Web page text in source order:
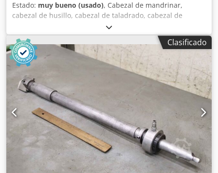
Estado: muy bueno (usado), Cabezal de mandrinar,
cabezal de husillo, cabezal de taladrado, cabezal de
mandrinado de ranurado, cabezal de ranurado, cabezal de
mandrinado de husillo, cabezal de mandrinar, cabezal de
taladrado universal, herramienta de mandrinar, cabezal
de planeado - Fabricante: Schmid, cabezal de planeado y
de mandrinar - Tipo: UBS Gr.1 - Cono: SK40 - Precisión de
ajuste: 0,02 y 0,01 mm - Accesorios: ver fotos -
Dimensiones del maletín: 240/125/Alto 100 mm Dsdpfx
Aljrzvwwsgswa - Peso total: 4,0 kg
Clasificado